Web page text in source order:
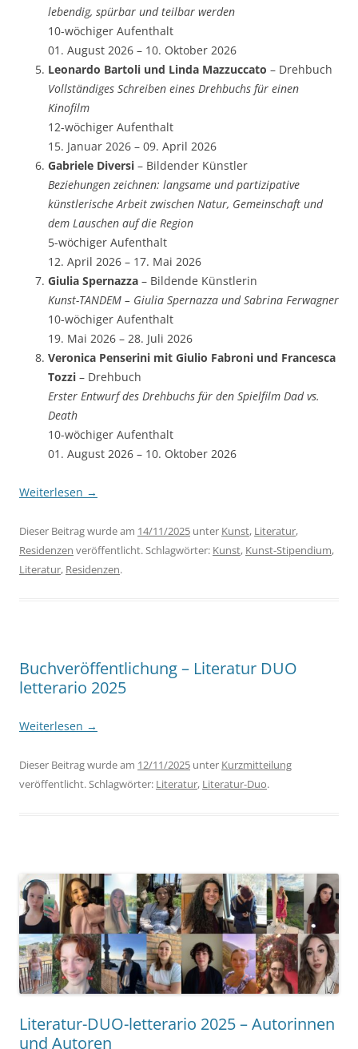
lebendig, spürbar und teilbar werden
10-wöchiger Aufenthalt
01. August 2026 – 10. Oktober 2026
Leonardo Bartoli und Linda Mazzuccato – Drehbuch
Vollständiges Schreiben eines Drehbuchs für einen
Kinofilm
12-wöchiger Aufenthalt
15. Januar 2026 – 09. April 2026
Gabriele Diversi – Bildender Künstler
Beziehungen zeichnen: langsame und partizipative
künstlerische Arbeit zwischen Natur, Gemeinschaft und
dem Lauschen auf die Region
5-wöchiger Aufenthalt
12. April 2026 – 17. Mai 2026
Giulia Spernazza – Bildende Künstlerin
Kunst-TANDEM – Giulia Spernazza und Sabrina Ferwagner
10-wöchiger Aufenthalt
19. Mai 2026 – 28. Juli 2026
Veronica Penserini mit Giulio Fabroni und Francesca
Tozzi – Drehbuch
Erster Entwurf des Drehbuchs für den Spielfilm Dad vs.
Death
10-wöchiger Aufenthalt
01. August 2026 – 10. Oktober 2026
Weiterlesen →
Dieser Beitrag wurde am 14/11/2025 unter Kunst, Literatur,
Residenzen veröffentlicht. Schlagwörter: Kunst, Kunst-Stipendium,
Literatur, Residenzen.
Buchveröffentlichung – Literatur DUO
letterario 2025
Weiterlesen →
Dieser Beitrag wurde am 12/11/2025 unter Kurzmitteilung
veröffentlicht. Schlagwörter: Literatur, Literatur-Duo.
Literatur-DUO-letterario 2025 – Autorinnen
und Autoren